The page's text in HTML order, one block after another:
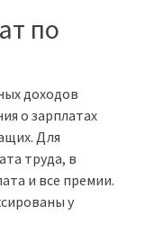
по
доходов
о зарплатах
Для
труда, в
и все премии.
у